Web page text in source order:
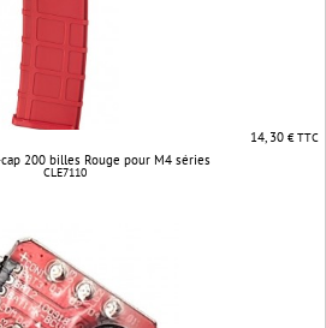
14, 30€ TTC
200 billes Rouge pour M4 séries
CLE7110